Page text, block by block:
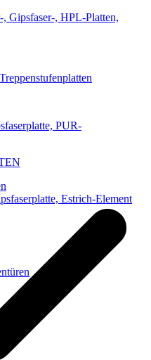
Gipsfaser-, HPL-Platten,
PUR-
Estrich-Element